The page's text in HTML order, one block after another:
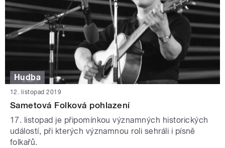
Hudba
12. listopad 2019
Sametová Folková pohlazení
17. listopad je připomínkou významných historických
událostí, při kterých významnou roli sehráli i písně
folkařů.